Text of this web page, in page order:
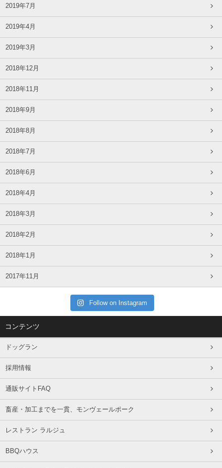
2019年7月
2019年4月
2019年3月
2018年12月
2018年11月
2018年9月
2018年8月
2018年7月
2018年6月
2018年4月
2018年3月
2018年2月
2018年1月
2017年11月
Follow on Instagram
コンテンツ
ドッグラン
採用情報
通販サイトFAQ
畜産・加工までを一貫、モンヴェールポーク
レストラン ラルジュ
BBQハウス